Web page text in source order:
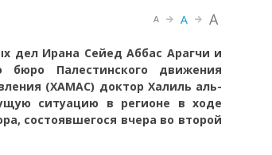
A A A
дел Ирана Сейед Аббас Арагчи и
бюро Палестинского движения
(ХАМАС) доктор Халиль аль-
ситуацию в регионе в ходе
состоявшегося вчера во второй